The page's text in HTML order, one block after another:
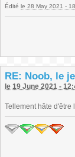
Édité le 28 May 2021 -
RE: Noob, le
le 19 June 2021 -
Tellement hâte d'être